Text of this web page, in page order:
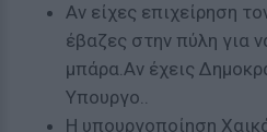
Αν είχες επιχείρηση
έβαζες στην πύλη για
μπάρα.Αν έχεις
Υπουργο..
Η υπουργοποίηση